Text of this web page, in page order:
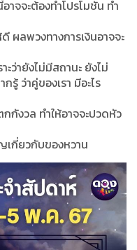
จจะต้องทำโปรโมชั่น ทำ
ผลพวงทางการเงินอาจจะ
ว่ายังไม่มีสถานะ ยังไม่
ว่าคู่ของเรา มีอะไร
กังวล ทำให้อาจจะปวดหัว
เกี่ยวกับของหวาน